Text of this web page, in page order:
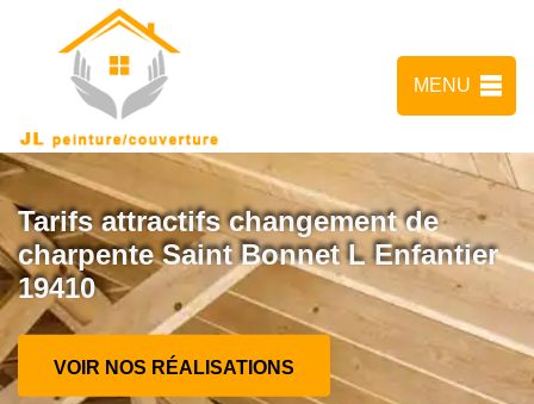
MENU
Tarifs attractifs changement de
charpente Saint Bonnet L Enfantier
19410
VOIR NOS RÉALISATIONS